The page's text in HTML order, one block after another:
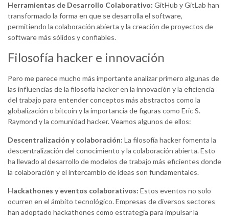
Herramientas de Desarrollo Colaborativo: GitHub y GitLab han
transformado la forma en que se desarrolla el software,
permitiendo la colaboración abierta y la creación de proyectos de
software más sólidos y confiables.
Filosofía hacker e innovación
Pero me parece mucho más importante analizar primero algunas de
las influencias de la filosofía hacker en la innovación y la eficiencia
del trabajo para entender conceptos más abstractos como la
globalización o bitcoin y la importancia de figuras como Eric S.
Raymond y la comunidad hacker. Veamos algunos de ellos:
Descentralización y colaboración: La filosofía hacker fomenta la
descentralización del conocimiento y la colaboración abierta. Esto
ha llevado al desarrollo de modelos de trabajo más eficientes donde
la colaboración y el intercambio de ideas son fundamentales.
Hackathones y eventos colaborativos: Estos eventos no solo
ocurren en el ámbito tecnológico. Empresas de diversos sectores
han adoptado hackathones como estrategia para impulsar la